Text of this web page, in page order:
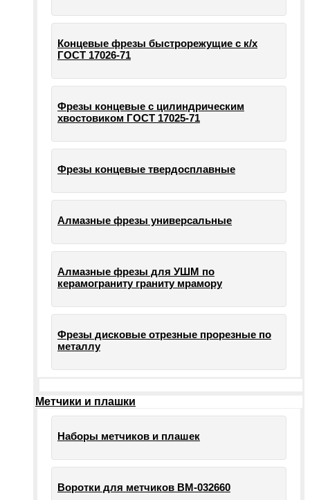
Концевые фрезы быстрорежущие с к/х
ГОСТ 17026-71
Фрезы концевые с цилиндрическим
хвостовиком ГОСТ 17025-71
Фрезы концевые твердосплавные
Алмазные фрезы универсальные
Алмазные фрезы для УШМ по
керамограниту граниту мрамору
Фрезы дисковые отрезные прорезные по
металлу
Метчики и плашки
Наборы метчиков и плашек
Воротки для метчиков ВМ-032660